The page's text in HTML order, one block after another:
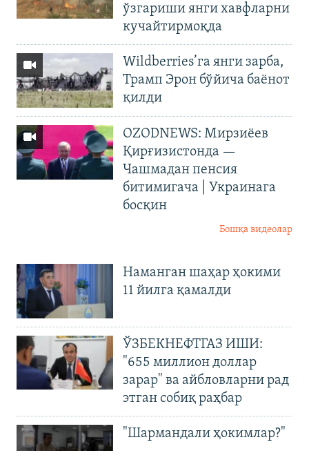
ўзгариши янги хавфларни
кучайтирмоқда
Wildberries’га янги зарба,
Трамп Эрон бўйича баёнот
қилди
OZODNEWS: Мирзиёев
Қирғизистонда —
Чашмадан пенсия
битимигача | Украинага
босқин
Бошқа видеолар
Наманган шаҳар ҳокими
11 йилга қамалди
ЎЗБЕКНЕФТГАЗ ИШИ:
"655 миллион доллар
зарар" ва айбловларни рад
этган собиқ раҳбар
"Шармандали ҳокимлар?"